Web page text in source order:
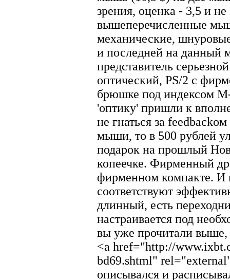
зрения, оценка - 3,5 и
вышеперечисленные
механические,
и последней на данный
представитель
оптический, PS/2 с
брюшке под индексом
'оптику' пришли к
не гнаться за
мыши, то в 500 рублей
подарок на прошлый
копеечке. Фирменный
фирменном компакте. И
соответствуют
длинный, есть
настраивается под
вы уже прочитали выше,
<a href="http://
bd69.shtml"
описывался и